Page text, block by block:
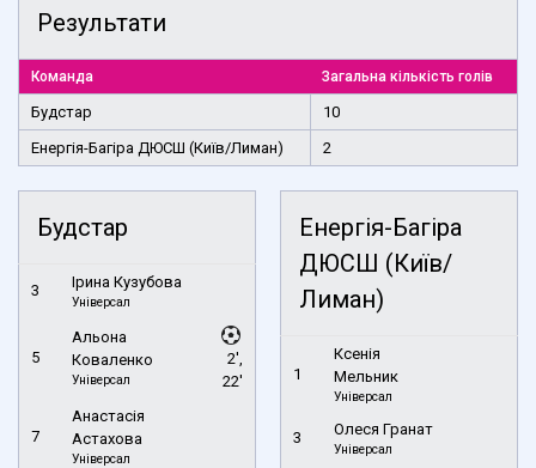
Результати
Команда Загальна кількість голів
Будстар
10
Енергія-Багіра ДЮСШ (Київ/Лиман)
2
Будстар
3 Ірина Кузубова
Універсал
5
Альона
Коваленко
Універсал
2',
22'
7
Анастасія
Астахова
Універсал
Енергія-Багіра
ДЮСШ (Київ/
Лиман)
1
Ксенія
Мельник
Універсал
3 Олеся Гранат
Універсал